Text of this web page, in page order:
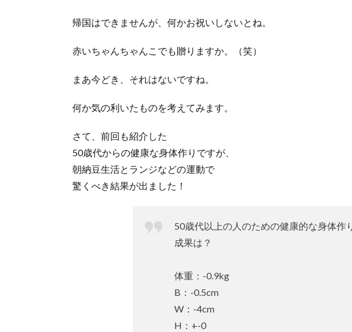
帰国はできませんが、何かお祝いしないとね。
赤いちゃんちゃんこでも贈りますか。（笑）
まあ今どき、それはないですね。
何か気の利いたものを考えてみます。
さて、前回も紹介した
50歳代からの健康な身体作りですが、
朝納豆生活とランジなどの運動で
驚くべき結果が出ました！
50歳代以上の人のための健康的な身体作
成果は？
体重：-0.9kg
B：-0.5cm
W：-4cm
H：+-0